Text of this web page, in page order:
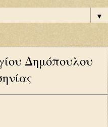
▼
Δημόπουλου